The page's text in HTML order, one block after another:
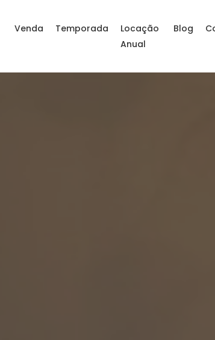
Venda Temporada
Locação
Anual
Blog
litoral SC –